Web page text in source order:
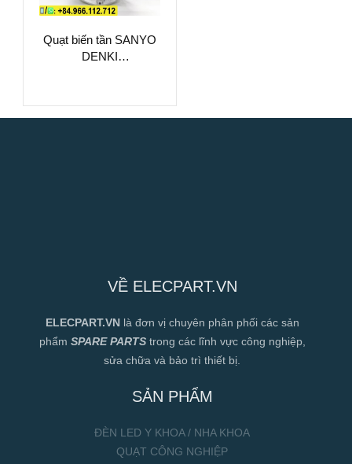
Quạt biến tần SANYO
DENKI
172x150x51mm
VỀ ELECPART.VN
ELECPART.VN là đơn vị chuyên phân phối các sản
phẩm SPARE PARTStrong các lĩnh vực công nghiệp,
sửa chữa và bảo trì thiết bị.
SẢN PHẨM
ĐÈN LED Y KHOA / NHA KHOA
QUẠT CÔNG NGHIỆP